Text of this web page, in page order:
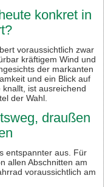
konkret in
voraussichtlich zwar
kräftigem Wind und
der markanten
und ein Blick auf
ist ausreichend
der Wahl.
draußen
entspannter aus. Für
allen Abschnitten am
voraussichtlich am